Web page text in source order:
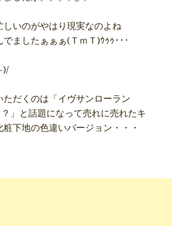
しいのがやはり現実なのよね
でましたぁぁぁ(ＴｍＴ)ｳｩｩ･･･
)/
だくのは「イヴサンローラン
？」と話題になって売れに売れたキ
下地の色違いバージョン・・・